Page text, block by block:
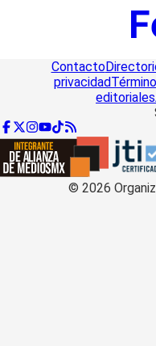
Contacto
privacidad
editoriales
© 2026